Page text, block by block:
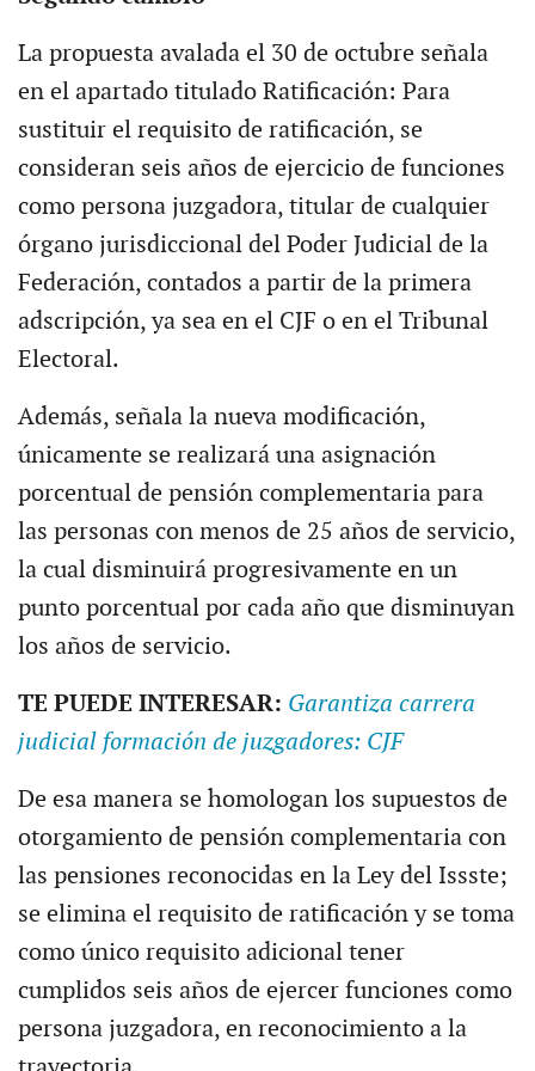
La propuesta avalada el 30 de octubre señala
en el apartado titulado Ratificación: Para
sustituir el requisito de ratificación, se
consideran seis años de ejercicio de funciones
como persona juzgadora, titular de cualquier
órgano jurisdiccional del Poder Judicial de la
Federación, contados a partir de la primera
adscripción, ya sea en el CJF o en el Tribunal
Electoral.
Además, señala la nueva modificación,
únicamente se realizará una asignación
porcentual de pensión complementaria para
las personas con menos de 25 años de servicio,
la cual disminuirá progresivamente en un
punto porcentual por cada año que disminuyan
los años de servicio.
TE PUEDE INTERESAR: Garantiza carrera
judicial formación de juzgadores: CJF
De esa manera se homologan los supuestos de
otorgamiento de pensión complementaria con
las pensiones reconocidas en la Ley del Issste;
se elimina el requisito de ratificación y se toma
como único requisito adicional tener
cumplidos seis años de ejercer funciones como
persona juzgadora, en reconocimiento a la